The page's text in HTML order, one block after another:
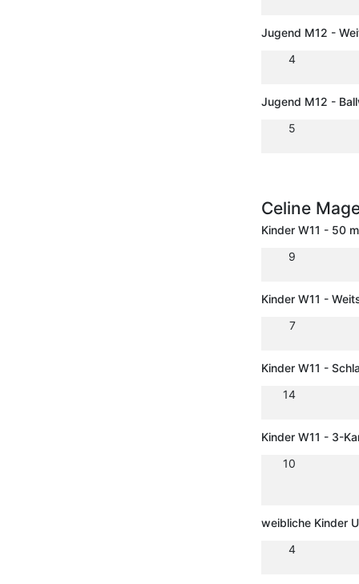
Jugend M12 -
4
Jugend M12 -
5
Celine
Kinder W11 - 50 m
9
Kinder W11 -
7
Kinder W11 -
14
Kinder W11 - 3-
10
weibliche Kinder
4